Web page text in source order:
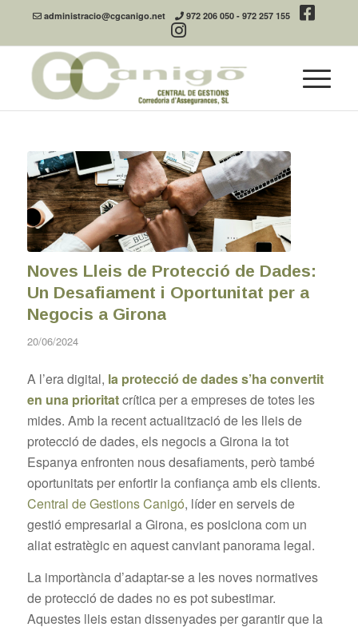
administracio@cgcanigo.net 972 206 050 -972 257 155
Noves Lleis de Protecció de Dades:
Un Desafiament i Oportunitat per a
Negocis a Girona
20/06/2024
A l’era digital, la protecció de dades s’ha convertit
en una prioritatcrítica per a empreses de totes les
mides. Amb la recent actualització de les lleis de
protecció de dades, els negocis a Girona ia tot
Espanya enfronten nous desafiaments, però també
oportunitats per enfortir la confiança amb els clients.
Central de Gestions Canigó, líder en serveis de
gestió empresarial a Girona, es posiciona com un
aliat estratègic en aquest canviant panorama legal.
La importància d’adaptar-se a les noves normatives
de protecció de dades no es pot subestimar.
Aquestes lleis estan dissenyades per garantir que la